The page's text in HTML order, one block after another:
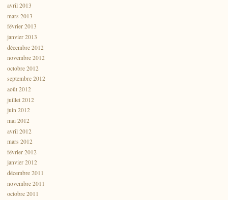
avril 2013
mars 2013
février 2013
janvier 2013
décembre 2012
novembre 2012
octobre 2012
septembre 2012
août 2012
juillet 2012
juin 2012
mai 2012
avril 2012
mars 2012
février 2012
janvier 2012
décembre 2011
novembre 2011
octobre 2011